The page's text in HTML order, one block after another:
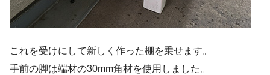
これを受けにして新しく作った棚を乗せます。
手前の脚は端材の30mm角材を使用しました。